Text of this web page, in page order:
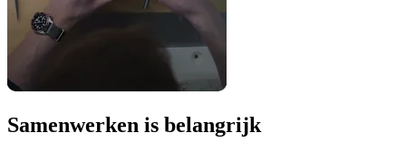
Samenwerken is belangrijk